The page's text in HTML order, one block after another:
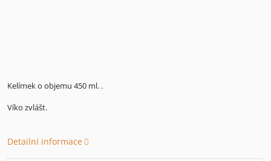
Kelímek o objemu 450 ml. .
Víko zvlášt.
Detailní informace